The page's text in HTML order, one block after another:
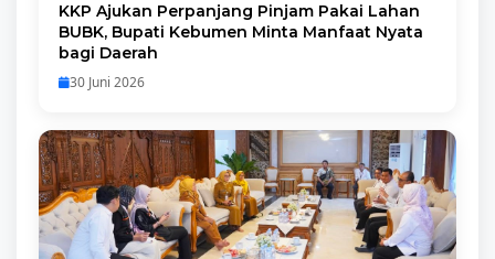
KKP Ajukan Perpanjang Pinjam Pakai Lahan
BUBK, Bupati Kebumen Minta Manfaat Nyata
bagi Daerah
30 Juni 2026